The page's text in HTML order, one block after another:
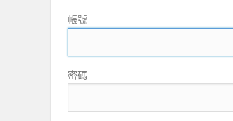
帳號
密碼